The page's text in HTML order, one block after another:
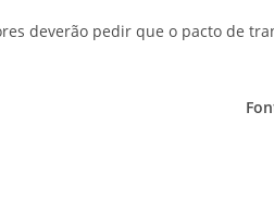
deverão pedir que o pacto de